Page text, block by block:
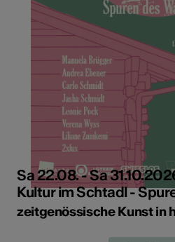
Sa 22.08. - Sa
Kultur im Schtadl -
zeitgenössische Kunst in